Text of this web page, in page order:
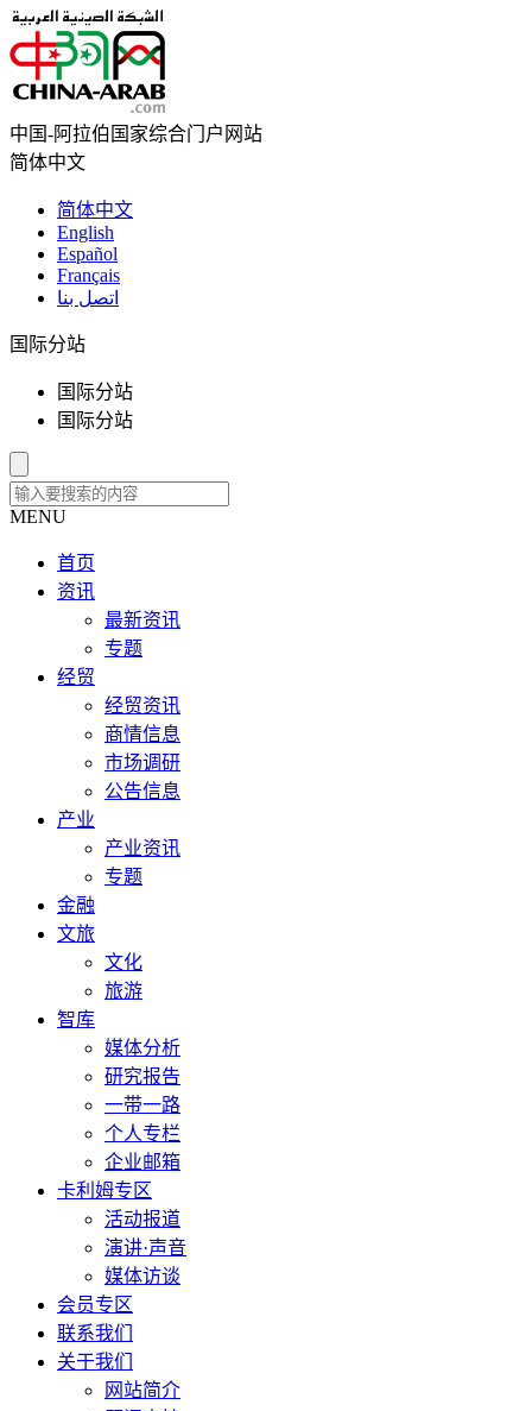
中国-阿拉伯国家综合门户网站
简体中文
简体中文
English
Español
Français
اتصل بنا
国际分站
国际分站
国际分站
MENU
首页
资讯
最新资讯
专题
经贸
经贸资讯
商情信息
市场调研
公告信息
产业
产业资讯
专题
金融
文旅
文化
旅游
智库
媒体分析
研究报告
一带一路
个人专栏
企业邮箱
卡利姆专区
活动报道
演讲·声音
媒体访谈
会员专区
联系我们
关于我们
网站简介